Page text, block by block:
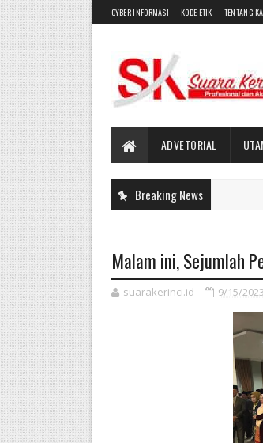
CYBER INFORMASI KODE ETIK TENTANG
ADVETORIAL
Breaking News
Malam ini, Sejumlah
suarakerinci.id 9/15/